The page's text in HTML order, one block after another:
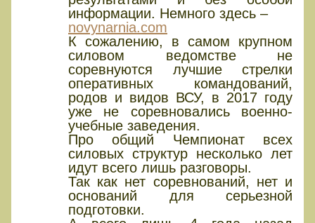
информации. Немного здесь –
novynarnia.com
К сожалению, в самом крупном
силовом ведомстве не
соревнуются лучшие стрелки
оперативных командований,
родов и видов ВСУ, в 2017 году
уже не соревновались военно-
учебные заведения.
Про общий Чемпионат всех
силовых структур несколько лет
идут всего лишь разговоры.
Так как нет соревнований, нет и
оснований для серьезной
подготовки.